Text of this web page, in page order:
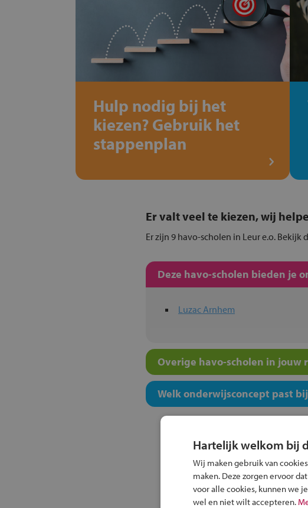
Hulp nodig bij het
kiezen? Gebruik het
stappenplan
Er valt veel te kiezen, wij
Er zijn 9 havo-scholen in Leur e.o.
Deze havo-scholen bieden je
Luzac Arnhem
Overige havo-scholen in jouw
Welk onderwijsconcept past
Hartelijk welkom bij
Wij maken gebruik van
maken. Deze zorgen ervoor
voor alle cookies, kunnen we
wel en niet wilt accepteren.